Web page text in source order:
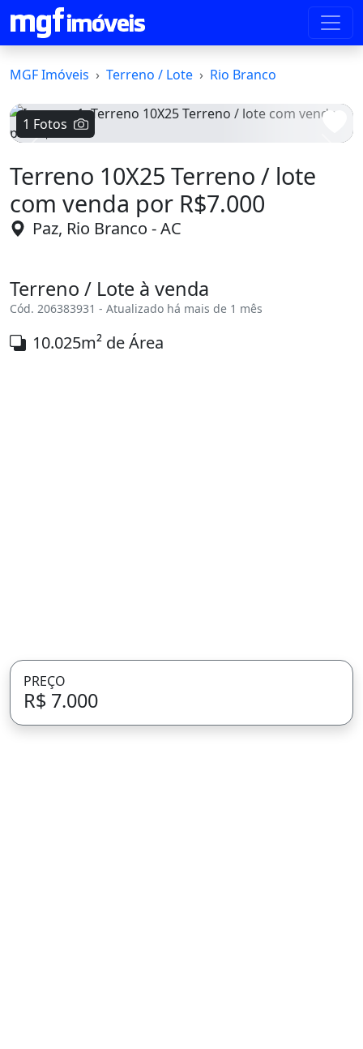
MGF Imóveis Terreno / Lote Rio Branco
1 Fotos
Terreno 10X25 Terreno / lote
com venda por R$7.000
Paz, Rio Branco - AC
Terreno / Lote à venda
Cód. 206383931 - Atualizado há mais de 1 mês
10.025m² de Área
PREÇO
R$ 7.000